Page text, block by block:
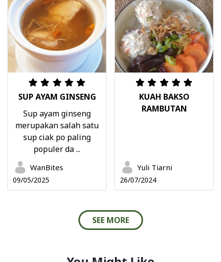
SUP AYAM GINSENG
Sup ayam ginseng
merupakan salah satu
sup ciak po paling
populer da ...
WanBites
09/05/2025
KUAH BAKSO
RAMBUTAN
Yuli Tiarni
26/07/2024
SEE MORE